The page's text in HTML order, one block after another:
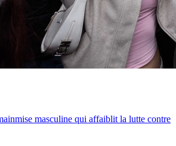
masculine qui affaiblit la lutte contre